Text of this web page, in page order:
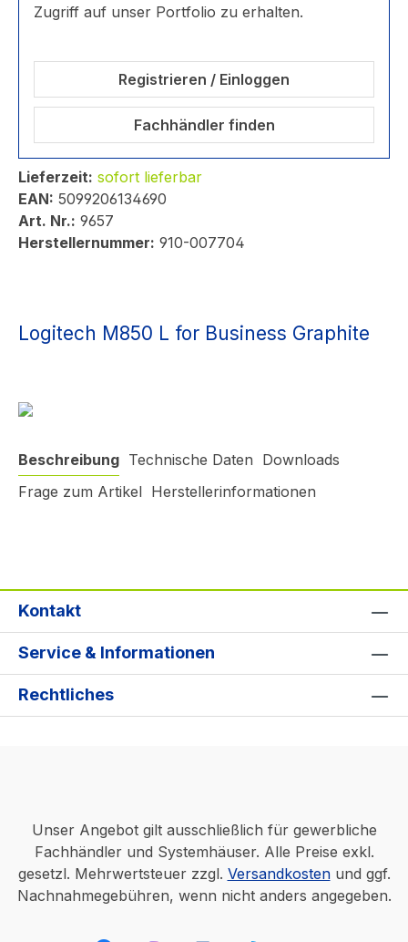
Zugriff auf unser Portfolio zu erhalten.
Registrieren / Einloggen
Fachhändler finden
Lieferzeit: sofort lieferbar
EAN: 5099206134690
Art. Nr.: 9657
Herstellernummer: 910-007704
Logitech M850 L for Business Graphite
Beschreibung Technische Daten Downloads
Frage zum Artikel Herstellerinformationen
Kontakt
Service & Informationen
Rechtliches
Unser Angebot gilt ausschließlich für gewerbliche
Fachhändler und Systemhäuser. Alle Preise exkl.
gesetzl. Mehrwertsteuer zzgl. Versandkostenund ggf.
Nachnahmegebühren, wenn nicht anders angegeben.